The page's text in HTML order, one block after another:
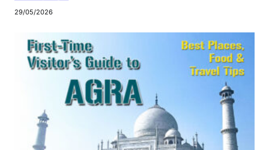
29/05/2026